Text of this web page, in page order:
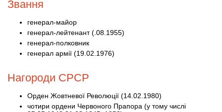
Звання
генерал-майор
генерал-лейтенант (.08.1955)
генерал-полковник
генерал армії (19.02.1976)
Нагороди СРСР
Орден Жовтневої Революції (14.02.1980)
чотири ордени Червоного Прапора (у тому числі